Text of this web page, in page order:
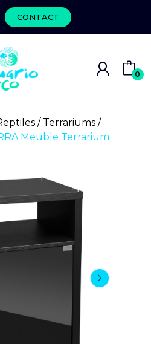
CONTACT
0
Terrariums
Meuble Terrarium